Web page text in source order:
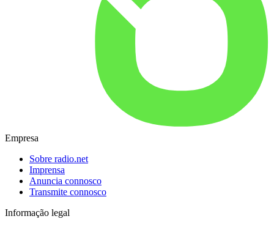
Empresa
Sobre radio.net
Imprensa
Anuncia connosco
Transmite connosco
Informação legal